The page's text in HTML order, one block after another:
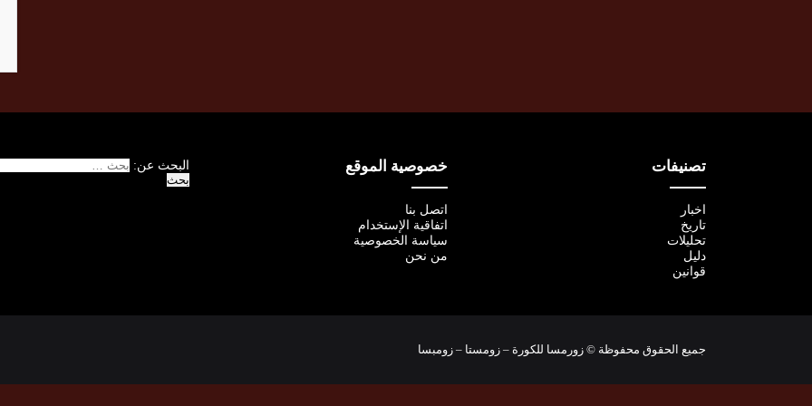
تصنيفات
اخبار
تاريخ
تحليلات
دليل
قوانين
خصوصية الموقع
اتصل بنا
اتفاقية الإستخدام
سياسة الخصوصية
من نحن
البحث عن:
جميع الحقوق محفوظة © زورمسا للكورة – زومستا – زومبسا